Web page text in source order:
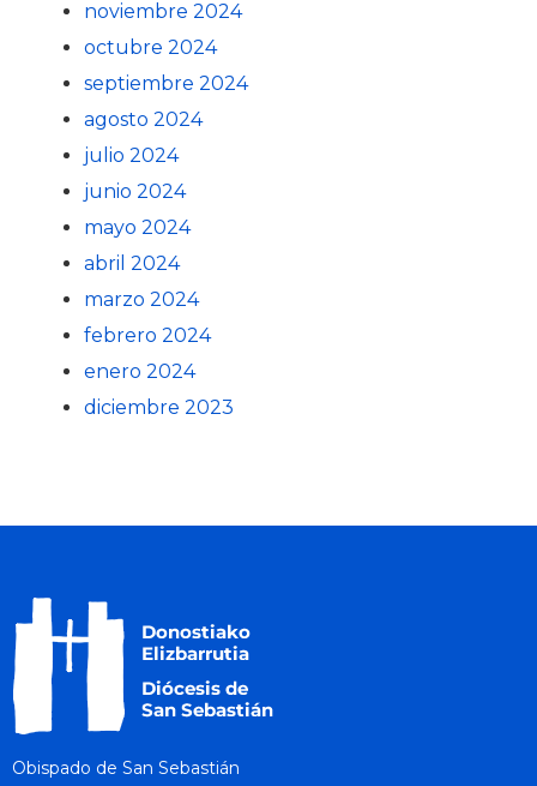
noviembre 2024
octubre 2024
septiembre 2024
agosto 2024
julio 2024
junio 2024
mayo 2024
abril 2024
marzo 2024
febrero 2024
enero 2024
diciembre 2023
Obispado de San Sebastián